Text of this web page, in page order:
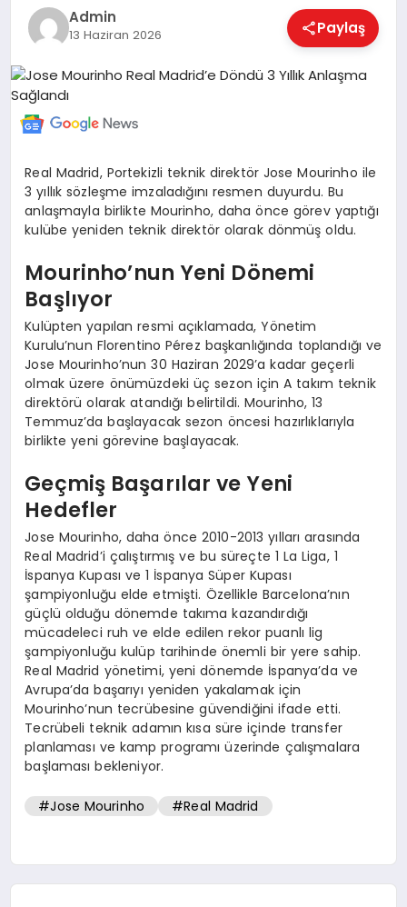
MAGAZIN
SAĞLIK
SPOR
TEKNOLOJI
Admin
13 Haziran 2026 Paylaş
Real Madrid, Portekizli teknik direktör Jose Mourinho ile
3 yıllık sözleşme imzaladığını resmen duyurdu. Bu
anlaşmayla birlikte Mourinho, daha önce görev yaptığı
kulübe yeniden teknik direktör olarak dönmüş oldu.
Mourinho’nun Yeni Dönemi
Başlıyor
Kulüpten yapılan resmi açıklamada, Yönetim
Kurulu’nun Florentino Pérez başkanlığında toplandığı ve
Jose Mourinho’nun 30 Haziran 2029’a kadar geçerli
olmak üzere önümüzdeki üç sezon için A takım teknik
direktörü olarak atandığı belirtildi. Mourinho, 13
Temmuz’da başlayacak sezon öncesi hazırlıklarıyla
birlikte yeni görevine başlayacak.
Geçmiş Başarılar ve Yeni
Hedefler
Jose Mourinho, daha önce 2010-2013 yılları arasında
Real Madrid’i çalıştırmış ve bu süreçte 1 La Liga, 1
İspanya Kupası ve 1 İspanya Süper Kupası
şampiyonluğu elde etmişti. Özellikle Barcelona’nın
güçlü olduğu dönemde takıma kazandırdığı
mücadeleci ruh ve elde edilen rekor puanlı lig
şampiyonluğu kulüp tarihinde önemli bir yere sahip.
Real Madrid yönetimi, yeni dönemde İspanya’da ve
Avrupa’da başarıyı yeniden yakalamak için
Mourinho’nun tecrübesine güvendiğini ifade etti.
Tecrübeli teknik adamın kısa süre içinde transfer
planlaması ve kamp programı üzerinde çalışmalara
başlaması bekleniyor.
#Jose Mourinho #Real Madrid